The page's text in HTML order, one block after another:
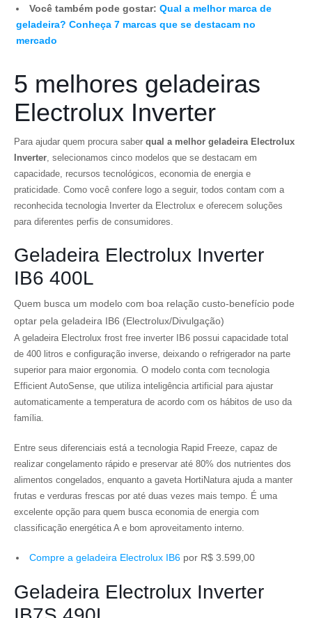
Você também pode gostar: Qual a melhor marca de
geladeira? Conheça 7 marcas que se destacam no
mercado
5 melhores geladeiras
Electrolux Inverter
Para ajudar quem procura saber qual a melhor geladeira Electrolux
Inverter, selecionamos cinco modelos que se destacam em
capacidade, recursos tecnológicos, economia de energia e
praticidade. Como você confere logo a seguir, todos contam com a
reconhecida tecnologia Inverter da Electrolux e oferecem soluções
para diferentes perfis de consumidores.
Geladeira Electrolux Inverter
IB6 400L
Quem busca um modelo com boa relação custo-benefício pode
optar pela geladeira IB6 (Electrolux/Divulgação)
A geladeira Electrolux frost free inverter IB6 possui capacidade total
de 400 litros e configuração inverse, deixando o refrigerador na parte
superior para maior ergonomia. O modelo conta com tecnologia
Efficient AutoSense, que utiliza inteligência artificial para ajustar
automaticamente a temperatura de acordo com os hábitos de uso da
família.
Entre seus diferenciais está a tecnologia Rapid Freeze, capaz de
realizar congelamento rápido e preservar até 80% dos nutrientes dos
alimentos congelados, enquanto a gaveta HortiNatura ajuda a manter
frutas e verduras frescas por até duas vezes mais tempo. É uma
excelente opção para quem busca economia de energia com
classificação energética A e bom aproveitamento interno.
Compre a geladeira Electrolux IB6 por R$ 3.599,00
Geladeira Electrolux Inverter